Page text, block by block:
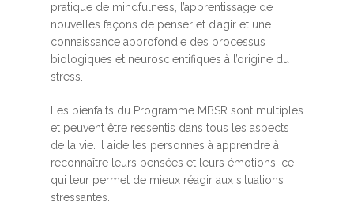
pratique de mindfulness, l’apprentissage de
nouvelles façons de penser et d’agir et une
connaissance approfondie des processus
biologiques et neuroscientifiques à l’origine du
stress.
Les bienfaits du Programme MBSR sont multiples
et peuvent être ressentis dans tous les aspects
de la vie. Il aide les personnes à apprendre à
reconnaître leurs pensées et leurs émotions, ce
qui leur permet de mieux réagir aux situations
stressantes.